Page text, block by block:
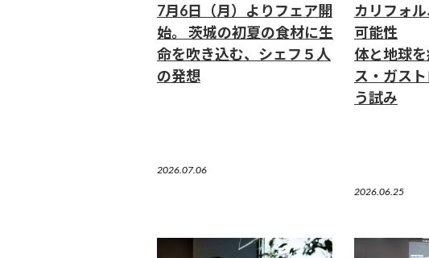
7月6日（月）よりフェア開
始。 茨城の初夏の食材に生
命を吹き込む、シェフ５人
の発想
2026.07.06
カリフォ
可能性
体と地球
ス・ガス
う試み
2026.06.25